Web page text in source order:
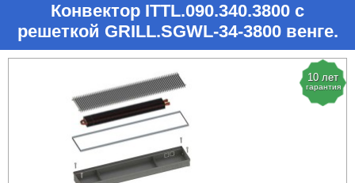
Конвектор ITTL.090.340.3800 с
решеткой GRILL.SGWL-34-3800 венге.
10 лет
гарантия